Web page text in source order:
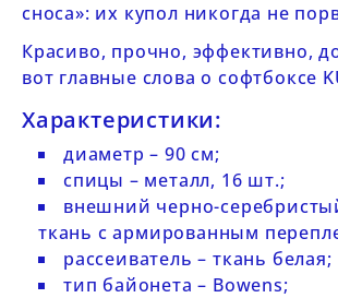
сноса»: их купол никогда не
Красиво, прочно, эффективно,
вот главные слова о софтбоксе
Характеристики:
диаметр – 90 см;
спицы – металл, 16 шт.;
внешний черно-
ткань с армированным
рассеиватель – ткань белая;
тип байонета – Bowens;